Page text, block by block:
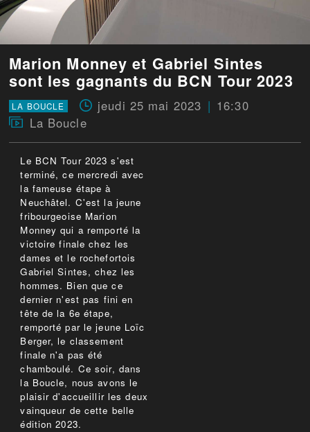
Marion Monney et Gabriel Sintes
sont les gagnants du BCN Tour 2023
LA BOUCLE jeudi 25 mai 2023
16:30
La Boucle
Le BCN Tour 2023 s'est
terminé, ce mercredi avec
la fameuse étape à
Neuchâtel. C'est la jeune
fribourgeoise Marion
Monney qui a remporté la
victoire finale chez les
dames et le rochefortois
Gabriel Sintes, chez les
hommes. Bien que ce
dernier n'est pas fini en
tête de la 6e étape,
remporté par le jeune Loïc
Berger, le classement
finale n'a pas été
chamboulé. Ce soir, dans
la Boucle, nous avons le
plaisir d'accueillir les deux
vainqueur de cette belle
édition 2023.